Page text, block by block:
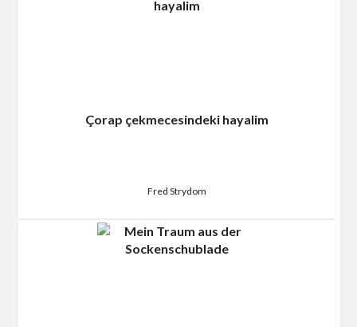
Çorap çekmecesindeki hayalim
Fred Strydom